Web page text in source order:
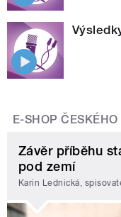
E-SHOP
Závěr příběhu
pod zemí
Karin Lednická,